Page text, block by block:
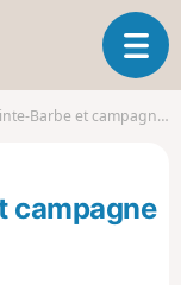
O
u
r
l
et campagne de Ploéven
campagne